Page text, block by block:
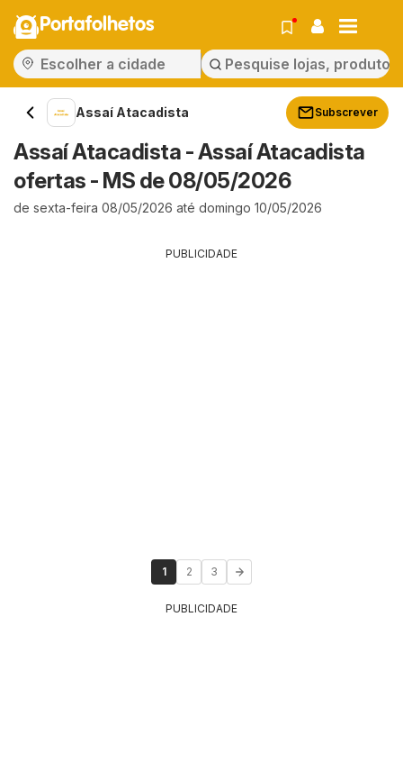
Portafolhetos
Assaí Atacadista Subscrever
Assaí Atacadista - Assaí Atacadista
ofertas - MS de 08/05/2026
de sexta-feira 08/05/2026 até domingo 10/05/2026
PUBLICIDADE
1 2 3
PUBLICIDADE